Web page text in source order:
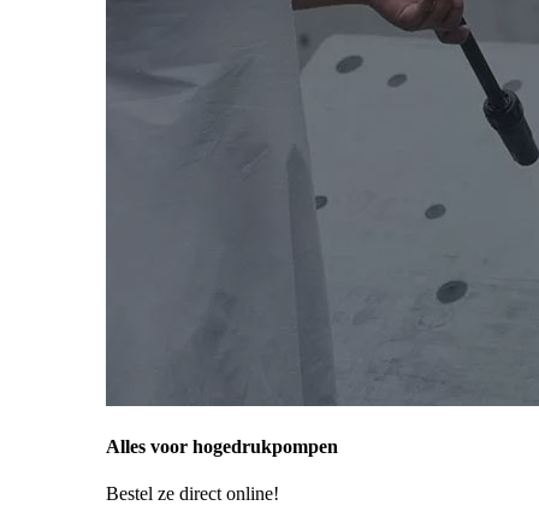
Alles voor hogedrukpompen
Bestel ze direct online!